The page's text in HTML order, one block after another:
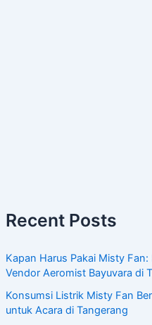
Recent Posts
Kapan Harus Pakai Misty
Vendor Aeromist Bayuvara di
Konsumsi Listrik Misty Fan
untuk Acara di Tangerang